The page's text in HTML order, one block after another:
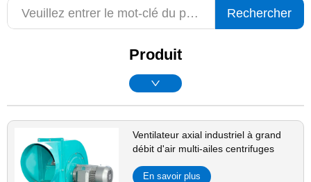
Rechercher
Produit
Ventilateur axial industriel à grand
débit d'air multi-ailes centrifuges
En savoir plus